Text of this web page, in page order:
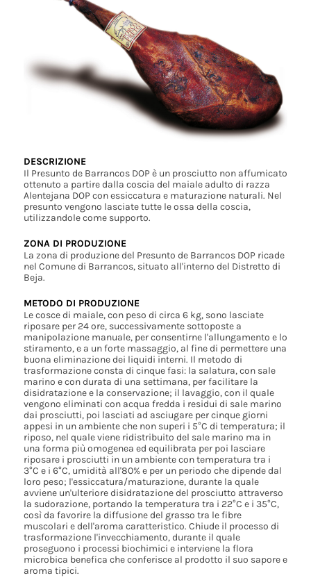
DESCRIZIONE
Il Presunto de Barrancos DOP è un prosciutto non affumicato
ottenuto a partire dalla coscia del maiale adulto di razza
Alentejana DOP con essiccatura e maturazione naturali. Nel
presunto vengono lasciate tutte le ossa della coscia,
utilizzandole come supporto.
ZONA DI PRODUZIONE
La zona di produzione del Presunto de Barrancos DOP ricade
nel Comune di Barrancos, situato all'interno del Distretto di
Beja.
METODO DI PRODUZIONE
Le cosce di maiale, con peso di circa 6 kg, sono lasciate
riposare per 24 ore, successivamente sottoposte a
manipolazione manuale, per consentirne l'allungamento e lo
stiramento, e a un forte massaggio, al fine di permettere una
buona eliminazione dei liquidi interni. Il metodo di
trasformazione consta di cinque fasi: la salatura, con sale
marino e con durata di una settimana, per facilitare la
disidratazione e la conservazione; il lavaggio, con il quale
vengono eliminati con acqua fredda i residui di sale marino
dai prosciutti, poi lasciati ad asciugare per cinque giorni
appesi in un ambiente che non superi i 5°C di temperatura; il
riposo, nel quale viene ridistribuito del sale marino ma in
una forma più omogenea ed equilibrata per poi lasciare
riposare i prosciutti in un ambiente con temperatura tra i
3°C e i 6°C, umidità all'80% e per un periodo che dipende dal
loro peso; l'essiccatura/maturazione, durante la quale
avviene un'ulteriore disidratazione del prosciutto attraverso
la sudorazione, portando la temperatura tra i 22°C e i 35°C,
così da favorire la diffusione del grasso tra le fibre
muscolari e dell'aroma caratteristico. Chiude il processo di
trasformazione l'invecchiamento, durante il quale
proseguono i processi biochimici e interviene la flora
microbica benefica che conferisce al prodotto il suo sapore e
aroma tipici.